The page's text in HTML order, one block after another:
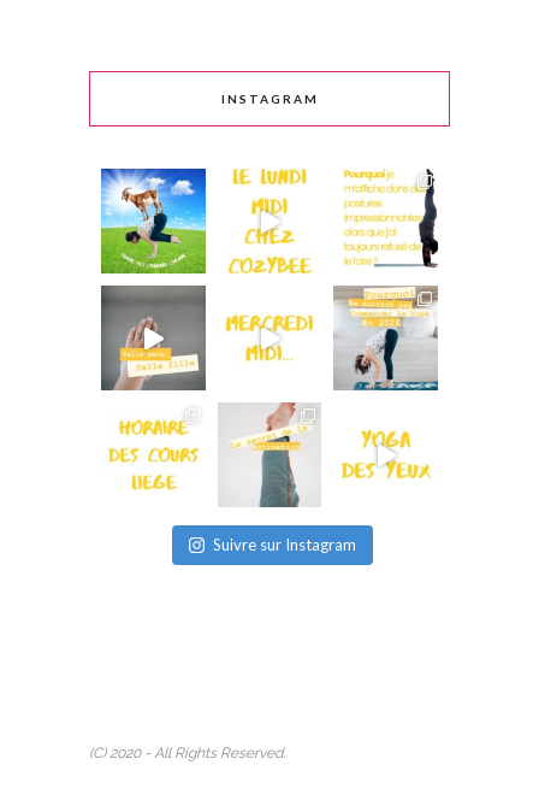
INSTAGRAM
Suivre sur Instagram
(C) 2020 - All Rights Reserved.